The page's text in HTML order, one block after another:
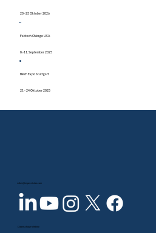
20 -23 Oktober 2026
Fabtech Chicago USA
8.-11. September 2025
Blech Expo Stuttgart
21 - 24 Oktober 2025
sales@inspecvision.com
Datenschutzrichtlinie